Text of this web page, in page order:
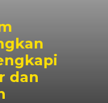
Dari
Huni
Mandiri,
Kodim
Kolam
Ayam